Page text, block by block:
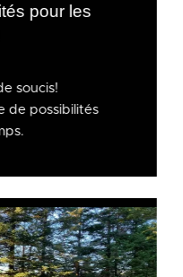
pour les
soucis!
de possibilités